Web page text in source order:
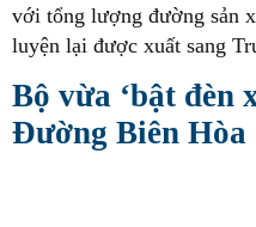
với tổng lượng đường sản
luyện lại được xuất sang
Bộ vừa ‘bật đèn
Đường Biên